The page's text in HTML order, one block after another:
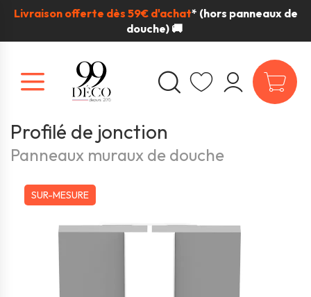
Livraison offerte dès 59€ d'achat* (hors panneaux de
douche) 🚚
Profilé de jonction
Panneaux muraux de douche
SUR-MESURE